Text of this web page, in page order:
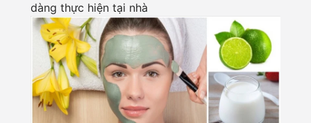
dàng thực hiện tại nhà